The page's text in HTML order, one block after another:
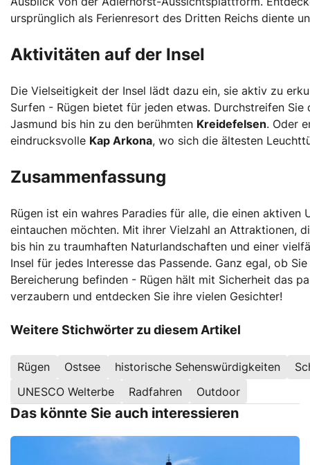
ursprünglich als Ferienresort des Dritten Reichs diente
Aktivitäten auf der Insel
Die Vielseitigkeit der Insel lädt dazu ein, sie aktiv zu
Surfen - Rügen bietet für jeden etwas. Durchstreifen
Jasmund bis hin zu den berühmten Kreidefelsen. Oder
eindrucksvolle Kap Arkona, wo sich die ältesten
Zusammenfassung
Rügen ist ein wahres Paradies für alle, die einen
eintauchen möchten. Mit ihrer Vielzahl an Attraktionen,
bis hin zu traumhaften Naturlandschaften und einer
Insel für jedes Interesse das Passende. Ganz egal, ob
Bereicherung befinden - Rügen hält mit Sicherheit das
verzaubern und entdecken Sie ihre vielen Gesichter!
Weitere Stichwörter zu diesem Artikel
Rügen Ostsee historische Sehenswürdigkeiten
UNESCO Welterbe
Radfahren Outdoor
Das könnte Sie auch interessieren